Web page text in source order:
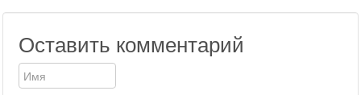
Оставить комментарий